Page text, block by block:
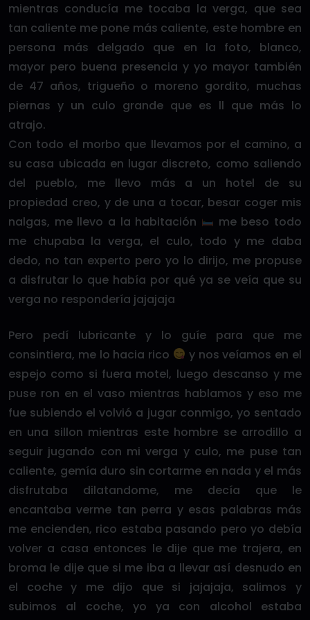
mientras conducía me tocaba la verga, que sea
tan caliente me pone más caliente, este hombre en
persona más delgado que en la foto, blanco,
mayor pero buena presencia y yo mayor también
de 47 años, trigueño o moreno gordito, muchas
piernas y un culo grande que es ll que más lo
atrajo.
Con todo el morbo que llevamos por el camino, a
su casa ubicada en lugar discreto, como saliendo
del pueblo, me llevo más a un hotel de su
propiedad creo, y de una a tocar, besar coger mis
nalgas, me llevo a la habitación
me beso todo
me chupaba la verga, el culo, todo y me daba
dedo, no tan experto pero yo lo dirijo, me propuse
a disfrutar lo que había por qué ya se veía que su
verga no respondería jajajaja
Pero pedí lubricante y lo guíe para que me
consintiera, me lo hacia rico
y nos veíamos en el
espejo como si fuera motel, luego descanso y me
puse ron en el vaso mientras hablamos y eso me
fue subiendo el volvió a jugar conmigo, yo sentado
en una sillon mientras este hombre se arrodillo a
seguir jugando con mi verga y culo, me puse tan
caliente, gemía duro sin cortarme en nada y el más
disfrutaba dilatandome, me decía que le
encantaba verme tan perra y esas palabras más
me encienden, rico estaba pasando pero yo debía
volver a casa entonces le dije que me trajera, en
broma le dije que si me iba a llevar así desnudo en
el coche y me dijo que si jajajaja, salimos y
subimos al coche, yo ya con alcohol estaba